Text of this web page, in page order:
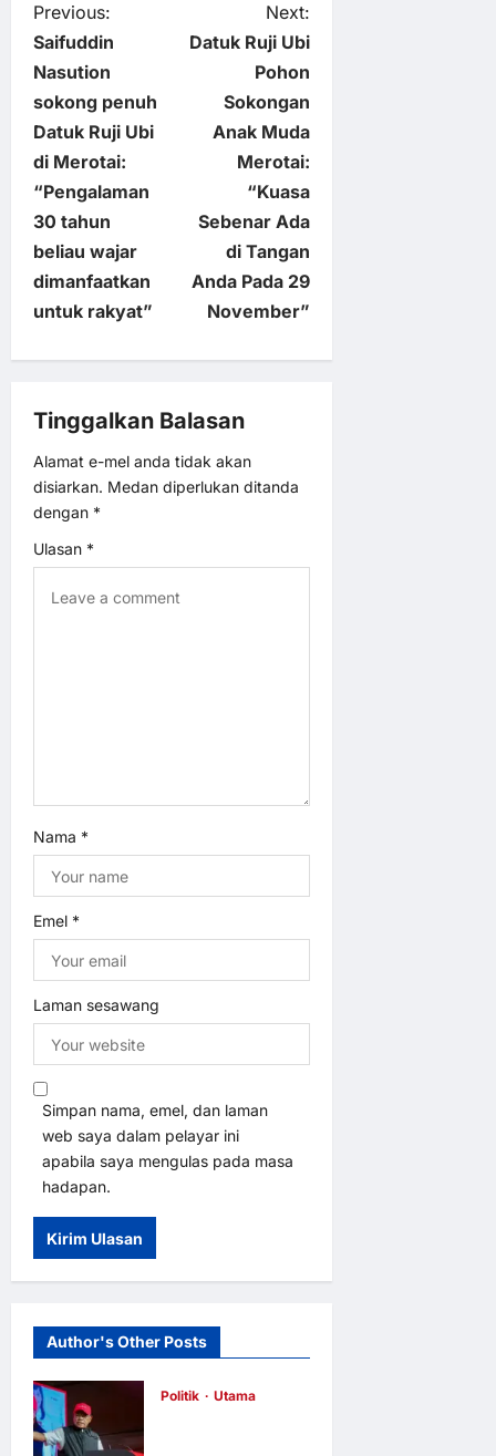
P
o
s
t
n
a
v
i
g
a
t
i
Previous:
Saifuddin
Nasution
sokong penuh
Datuk Ruji Ubi
di Merotai:
“Pengalaman
30 tahun
beliau wajar
dimanfaatkan
untuk rakyat”
Next:
Datuk Ruji Ubi
Pohon
Sokongan
Anak Muda
Merotai:
“Kuasa
Sebenar Ada
di Tangan
Anda Pada 29
November”
Tinggalkan Balasan
Alamat e-mel anda tidak akan
disiarkan. Medan diperlukan ditanda
dengan *
Ulasan *
Nama *
Emel *
Laman sesawang
Simpan nama, emel, dan laman
web saya dalam pelayar ini
apabila saya mengulas pada masa
hadapan.
Author's Other Posts
Politik Utama